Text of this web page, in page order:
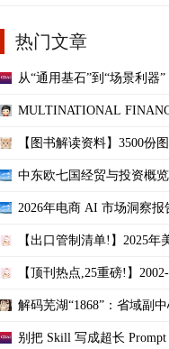
热门文章
从“通用基石”到“场景利器”
MULTINATIONAL
【图书解读资料】3500份
中东欧七国经贸与投资概览
2026年电商 AI 市场洞察报
【出口管制清单!】2025年
【顶刊热点,25重磅!】
解码芜湖“1868”：省域副
别把 Skill 写成超长 Prompt